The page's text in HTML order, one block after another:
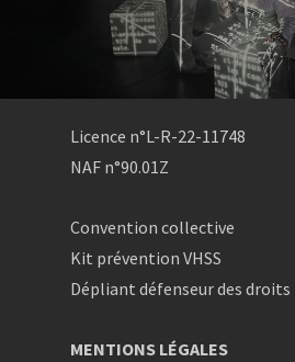
Licence n°L-R-22-11748
NAF n°90.01Z
Convention collective
Kit prévention VHSS
Dépliant défenseur des droits
MENTIONS LÉGALES